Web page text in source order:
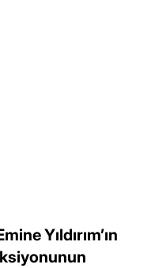
Yıldırım’ın